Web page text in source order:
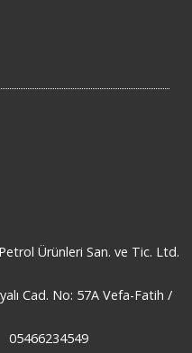
Ürünleri San. ve Tic. Ltd.
Cad. No: 57A Vefa-Fatih /
05466234549